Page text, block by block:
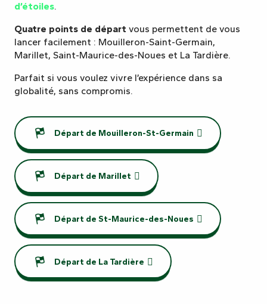
d’étoiles.
Quatre points de départ vous permettent de vous
lancer facilement : Mouilleron-Saint-Germain,
Marillet, Saint-Maurice-des-Noues et La Tardière.
Parfait si vous voulez vivre l’expérience dans sa
globalité, sans compromis.
Départ de Mouilleron-St-Germain
Départ de Marillet
Départ de St-Maurice-des-Noues
Départ de La Tardière